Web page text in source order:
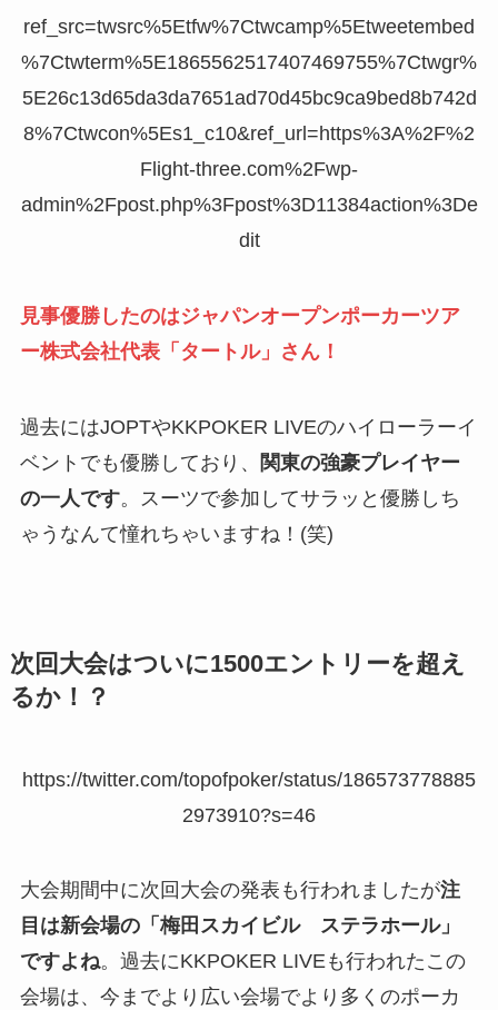
ref_src=twsrc%5Etfw%7Ctwcamp%5Etweetembed
%7Ctwterm%5E1865562517407469755%7Ctwgr%
5E26c13d65da3da7651ad70d45bc9ca9bed8b742d
8%7Ctwcon%5Es1_c10&ref_url=https%3A%2F%2
Flight-three.com%2Fwp-
admin%2Fpost.php%3Fpost%3D11384action%3De
dit
見事優勝したのはジャパンオープンポーカーツア
ー株式会社代表「タートル」さん！
過去にはJOPTやKKPOKER LIVEのハイローラーイ
ベントでも優勝しており、
関東の強豪プレイヤー
の一人です。スーツで参加してサラッと優勝しち
ゃうなんて憧れちゃいますね！(笑)
次回大会はついに1500エントリーを超え
るか！？
https://twitter.com/topofpoker/status/186573778885
2973910?s=46
大会期間中に次回大会の発表も行われましたが注
目は新会場の「梅田スカイビル ステラホール」
ですよね。過去にKKPOKER LIVEも行われたこの
会場は、今までより広い会場でより多くのポーカ